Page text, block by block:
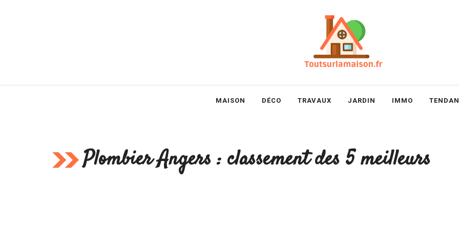
MAISON DÉCO TRAVAUX JARDIN IMMO
Plombier Angers : classement des 5 meilleurs